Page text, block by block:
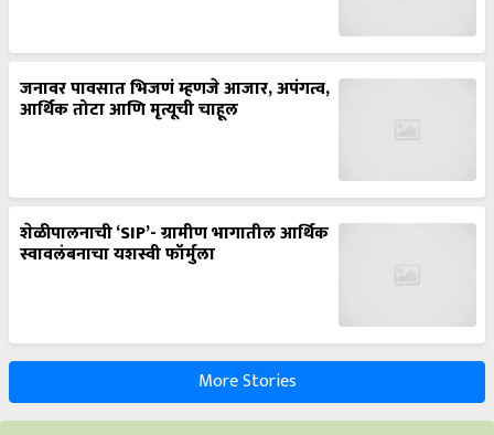
जनावर पावसात भिजणं म्हणजे आजार, अपंगत्व,
आर्थिक तोटा आणि मृत्यूची चाहूल
शेळीपालनाची ‘SIP’- ग्रामीण भागातील आर्थिक
स्वावलंबनाचा यशस्वी फॉर्मुला
More Stories